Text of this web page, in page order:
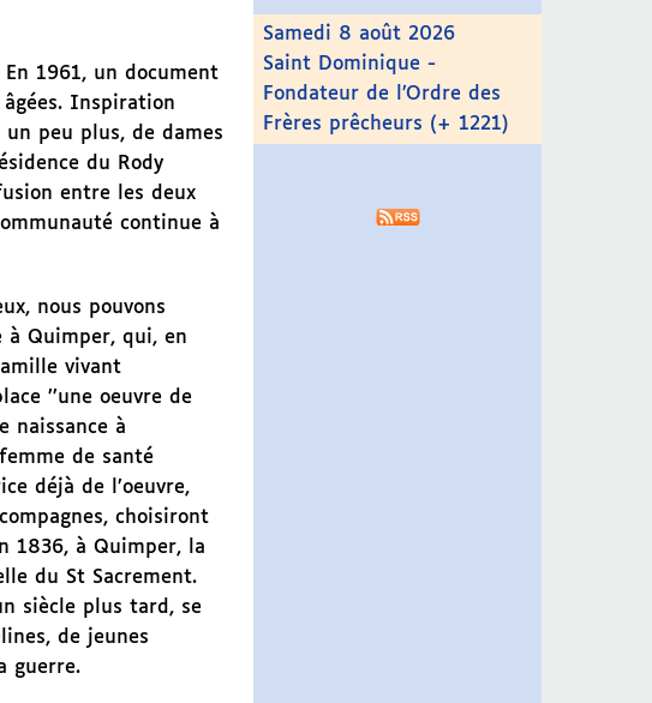
1961, un document
Inspiration
peu plus, de dames
du Rody
entre les deux
continue à
nous pouvons
à Quimper, qui, en
vivant
’’une oeuvre de
naissance à
de santé
déjà de l’oeuvre,
choisiront
1836, à Quimper, la
du St Sacrement.
siècle plus tard, se
de jeunes
guerre.
Samedi 8 août 2026
Saint Dominique -
Fondateur de l’Ordre des
Frères prêcheurs (+ 1221)